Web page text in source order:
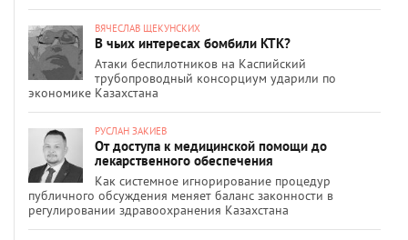
ВЯЧЕСЛАВ ЩЕКУНСКИХ
В чьих интересах бомбили КТК?
Атаки беспилотников на Каспийский
трубопроводный консорциум ударили по
экономике Казахстана
РУСЛАН ЗАКИЕВ
От доступа к медицинской помощи до
лекарственного обеспечения
Как системное игнорирование процедур
публичного обсуждения меняет баланс законности в
регулировании здравоохранения Казахстана